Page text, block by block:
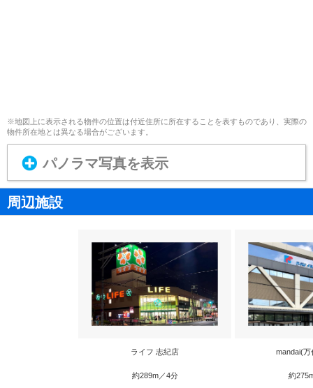
※地図上に表示される物件の位置は付近住所に所在することを表すものであり、実際の
物件所在地とは異なる場合がございます。
パノラマ写真を表示
周辺施設
ライフ 志紀店
約289m／4分
mandai(
約